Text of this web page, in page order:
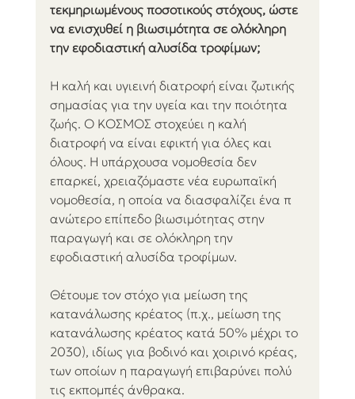
τεκμηριωμένους ποσοτικούς στόχους, ώστε
να ενισχυθεί η βιωσιμότητα σε ολόκληρη
την εφοδιαστική αλυσίδα τροφίμων;
Η καλή και υγιεινή διατροφή είναι ζωτικής
σημασίας για την υγεία και την ποιότητα
ζωής. Ο ΚΟΣΜΟΣ στοχεύει η καλή
διατροφή να είναι εφικτή για όλες και
όλους. Η υπάρχουσα νομοθεσία δεν
επαρκεί, χρειαζόμαστε νέα ευρωπαϊκή
νομοθεσία, η οποία να διασφαλίζει ένα π
ανώτερο επίπεδο βιωσιμότητας στην
παραγωγή και σε ολόκληρη την
εφοδιαστική αλυσίδα τροφίμων.
Θέτουμε τον στόχο για μείωση της
κατανάλωσης κρέατος (π.χ., μείωση της
κατανάλωσης κρέατος κατά 50% μέχρι το
2030), ιδίως για βοδινό και χοιρινό κρέας,
των οποίων η παραγωγή επιβαρύνει πολύ
τις εκπομπές άνθρακα.